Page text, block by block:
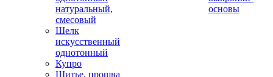
натуральный,
смесовый
Шелк
искусственный
однотонный
Купро
Шитье, прошва
основы